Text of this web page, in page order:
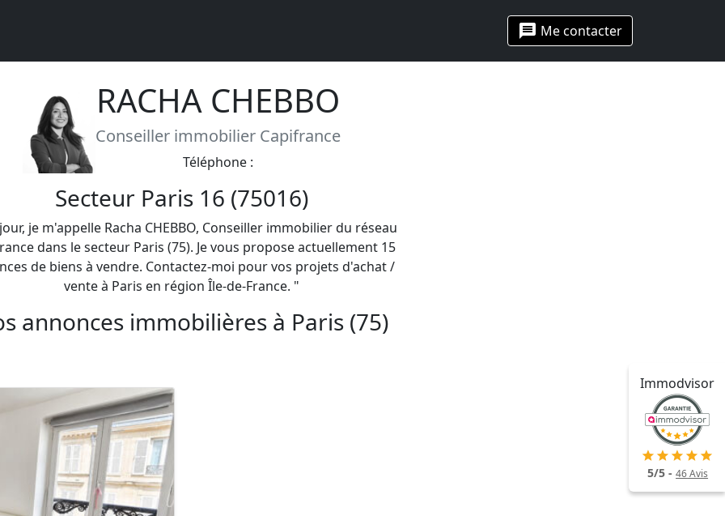
message Me contacter
Immodvisor
5/5 -46Avis
RACHA CHEBBO
Conseiller immobilier Capifrance
Téléphone :
Secteur Paris 16 (75016)
je m'appelle Racha CHEBBO, Conseiller immobilier du réseau
dans le secteur Paris (75). Je vous propose actuellement 15
de biens à vendre. Contactez-moi pour vos projets d'achat /
vente à Paris en région Île-de-France. "
annonces immobilières à Paris (75)